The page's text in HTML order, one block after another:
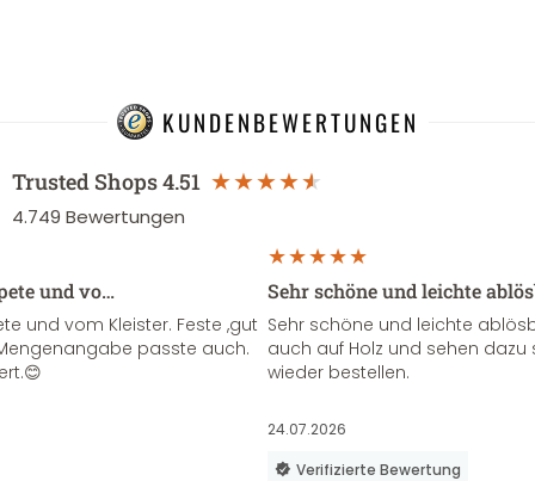
KUNDENBEWERTUNGEN
Trusted Shops4.51
4.749 Bewertungen
und vo…
und vom Kleister. Feste ,gut
passte auch.
Sehr schöne und leichte
Sehr schöne und leichte
auch auf Holz und sehen
wieder bestellen.
24.07.2026
Verifizierte Bewertung